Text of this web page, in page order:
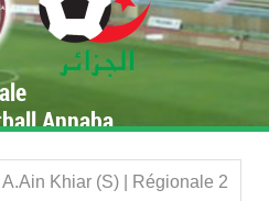
Annaba
Khiar (S) | Régionale 2